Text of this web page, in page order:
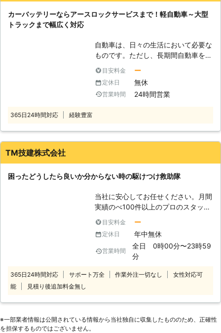
電気を溜める役割をしていて、この電
テリー内の電気が切れてしまうと、車
を走らせることができなくなってしま
います。 ●バッテリーの充電は自分
でおこなうと危険です 「車のバッテ
リーが上がったらすぐに何とかした
い」と思う方もいるでしょう。しか
おそれもあるのです。 車のバッテリ
ー上がりは、市販のポータブルバッテ
ポータブルバッテリーで充電をするた
めには車のバッテリーにつなげる必要
を間違えてしまうと、引火して爆発を
引き起こしてしまうことがあるので
めにも、不用意に自分で作業をせずプ
ロに依頼しましょう。 ●出張対応が
可能！出先のバッテリー切れにも対応
可能！ 弊社は無料で、電話相談と出
め、運転中や出先のバッテリー切れに
で、お客様に安心していただくことが
カーバッテリーならアースロックサービスまで！軽自動車～大型
トラックまで幅広く対応
自動車は、日々の生活において必要な
ものです。ただし、長期間自動車を乗
しで放置していると、バッテリーが上
がりやすくなります。 「バッテリー
が切れてエンジンがかからなくなって
【アースロックサービスは、365日
様からのSOSにいつでも対応できるよ
う、休まず営業しています。ご連絡い
ただければ、すぐにお客様の元へ駆け
付け、車のバッテリー上がりを修復い
車種でもバッテリー上がりから復旧い
たします】 弊社の修復方法は、ジャ
ンプスターターを使用します。ジャン
使うことで、軽自動車から、大型トラ
よ。 また、弊社ではエンジンが起動
目安料金 ー
定休日 無休
営業時間 24時間営業
365日24時間対応 経験豊富
TM技建株式会社
困ったどうしたら良いか分からない時の駆けつけ救助隊
当社に安心してお任せください。月間
実績のべ100件以上のプロのスタッフ
目安料金 ー
定休日 年中無休
営業時間
全日 0時00分〜23時59
分
365日24時間対応 サポート万全 作業外注一切なし
女性対応可
能
見積り後追加料金無し
※⼀部業者情報は公開されている情報から当社独⾃に収集したもののため、正確性
を担保するものではございません。